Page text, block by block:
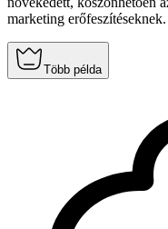
marketing erőfeszítéseknek.
Több példa